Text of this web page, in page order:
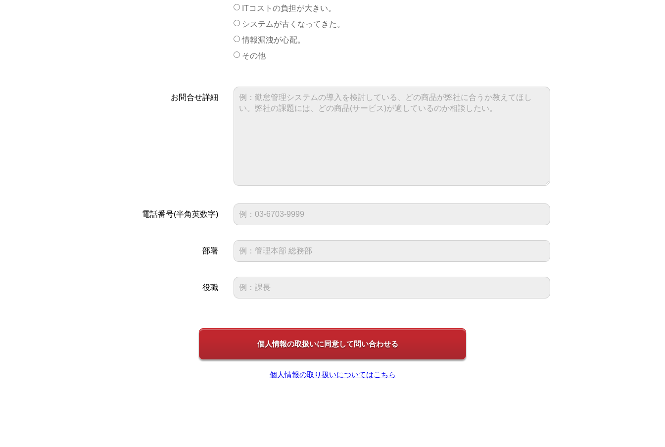
ITコストの負担が大きい。
システムが古くなってきた。
情報漏洩が心配。
その他
お問合せ詳細
電話番号(半角英数字)
部署
役職
個人情報の取り扱いについてはこちら